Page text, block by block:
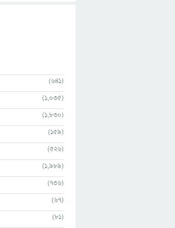
(641)
(1,035)
(1,830)
(159)
(526)
(1,989)
(736)
(67)
(81)